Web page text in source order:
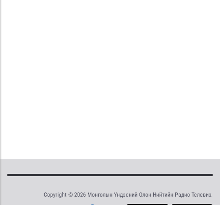
Copyright © 2026 Монголын Үндэсний Олон Нийтийн Радио Телевиз.